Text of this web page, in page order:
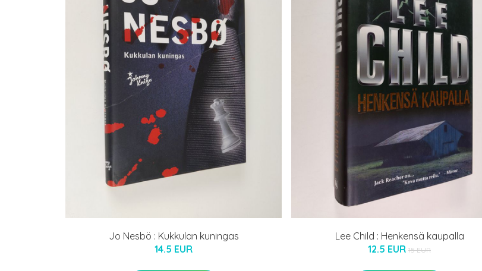
Jo Nesbö : Kukkulan kuningas
14.5 EUR
Lee Child : Henkensä kaupalla
12.5 EUR 15 EUR